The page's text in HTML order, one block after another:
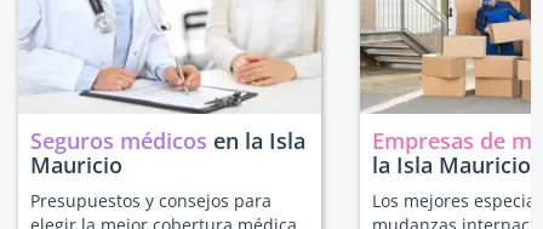
Seguros médicos en la Isla
Mauricio
Presupuestos y consejos para
Empresas de
la Isla Mauricio
Los mejores